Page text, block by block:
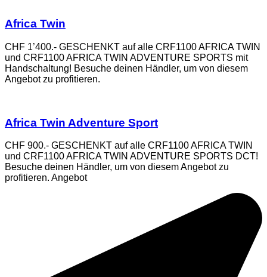
Africa Twin
CHF 1’400.- GESCHENKT auf alle CRF1100 AFRICA TWIN
und CRF1100 AFRICA TWIN ADVENTURE SPORTS mit
Handschaltung! Besuche deinen Händler, um von diesem
Angebot zu profitieren.
Africa Twin Adventure Sport
CHF 900.- GESCHENKT auf alle CRF1100 AFRICA TWIN
und CRF1100 AFRICA TWIN ADVENTURE SPORTS DCT!
Besuche deinen Händler, um von diesem Angebot zu
profitieren. Angebot